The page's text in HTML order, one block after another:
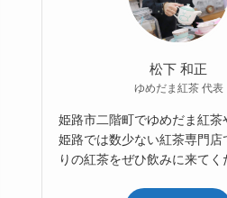
松下 和正
ゆめだま紅茶 代表
姫路市二階町でゆめだま紅茶
姫路では数少ない紅茶専門店
りの紅茶をぜひ飲みに来てく